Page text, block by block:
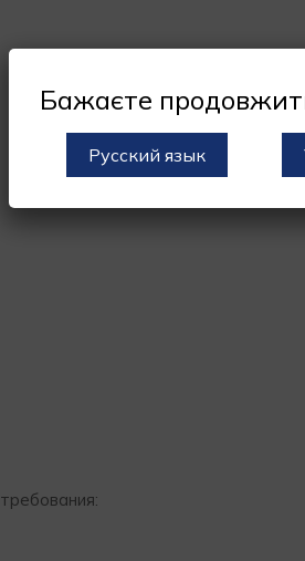
Бажаєте
Русский язык